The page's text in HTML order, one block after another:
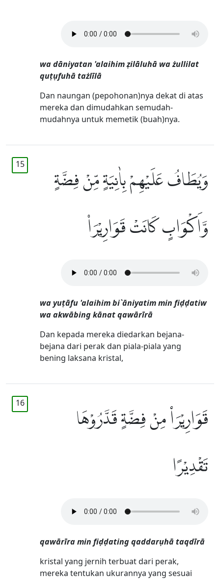
wa dāniyatan 'alaihim ẓilāluhā wa żullilat
quṭụfuhā tażlīlā
Dan naungan (pepohonan)nya dekat di atas
mereka dan dimudahkan semudah-
mudahnya untuk memetik (buah)nya.
15
وَيُطَافُ عَلَيْهِمْ بِاٰنِيَةٍ مِّنْ فِضَّةٍ
وَّاَكْوَابٍ كَانَتْ قَوَارِيْرَا۠
wa yuṭāfu 'alaihim bi`āniyatim min fiḍḍatiw
wa akwābing kānat qawārīrā
Dan kepada mereka diedarkan bejana-
bejana dari perak dan piala-piala yang
bening laksana kristal,
16
قَوَارِيْرَا۟ مِنْ فِضَّةٍ قَدَّرُوْهَا
تَقْدِيْرًا
qawārīra min fiḍḍating qaddarụhā taqdīrā
kristal yang jernih terbuat dari perak,
mereka tentukan ukurannya yang sesuai